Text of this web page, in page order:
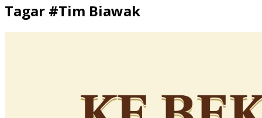
Tagar #Tim Biawak